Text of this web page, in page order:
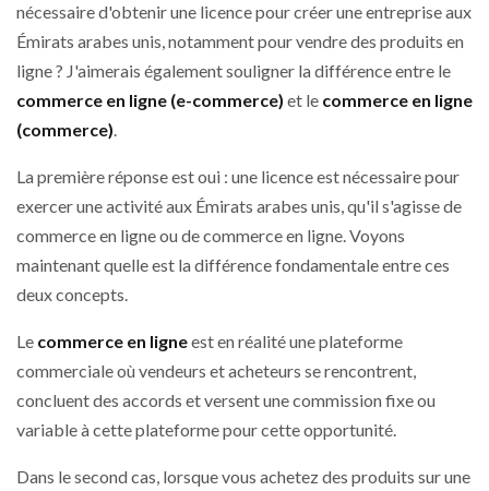
nécessaire d'obtenir une licence pour créer une entreprise aux
Émirats arabes unis, notamment pour vendre des produits en
ligne ? J'aimerais également souligner la différence entre le
commerce en ligne (e-commerce) et le commerce en ligne
(commerce).
La première réponse est oui : une licence est nécessaire pour
exercer une activité aux Émirats arabes unis, qu'il s'agisse de
commerce en ligne ou de commerce en ligne. Voyons
maintenant quelle est la différence fondamentale entre ces
deux concepts.
Le commerce en ligneest en réalité une plateforme
commerciale où vendeurs et acheteurs se rencontrent,
concluent des accords et versent une commission fixe ou
variable à cette plateforme pour cette opportunité.
Dans le second cas, lorsque vous achetez des produits sur une